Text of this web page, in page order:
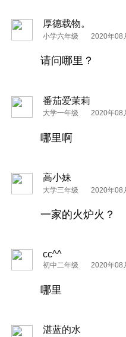
厚德载物。
小学六年级 2020年08
请问哪里？
番茄爱茉莉
大学一年级 2020年08
哪里啊
高小妹
大学三年级 2020年08
一家的火炉火？
cc^^
初中二年级 2020年08
哪里
湛蓝的水